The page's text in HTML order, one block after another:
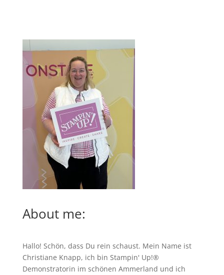
About me:
Hallo! Schön, dass Du rein schaust. Mein Name ist
Christiane Knapp, ich bin Stampin' Up!®
Demonstratorin im schönen Ammerland und ich